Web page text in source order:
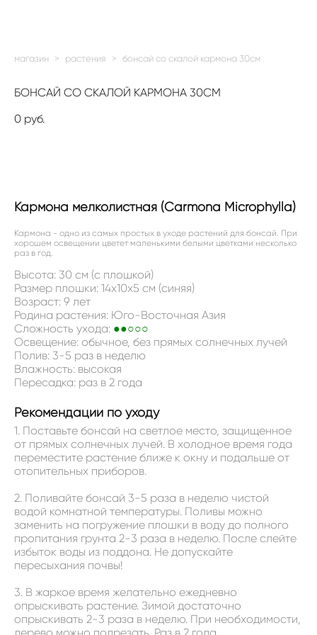
магазин > растения > бонсай со скалой кармона 30см
БОНСАЙ СО СКАЛОЙ КАРМОНА 30СМ
0 pуб.
Кармона мелколистная (Carmona Microphylla)
Кармона - одно из самых простых в уходе растений для бонсай. При
хорошем освещении цветет маленькими белыми цветками несколько
раз в год.
Высота: 30 см (с плошкой)
Размер плошки: 14x10x5 см (синяя)
Возраст: 9 лет
Родина растения: Юго-Восточная Азия
Сложность ухода: ●●○○○
Освещение: обычное, без прямых солнечных лучей
Полив: 3-5 раз в неделю
Влажность: высокая
Пересадка: раз в 2 года
Рекомендации по уходу
1. Поставьте бонсай на светлое место, защищенное
от прямых солнечных лучей. В холодное время года
переместите растение ближе к окну и подальше от
отопительных приборов.
2. Поливайте бонсай 3-5 раза в неделю чистой
водой комнатной температуры. Поливы можно
заменить на погружение плошки в воду до полного
пропитания грунта 2-3 раза в неделю. После слейте
избыток воды из поддона. Не допускайте
пересыхания почвы!
3. В жаркое время желательно ежедневно
опрыскивать растение. Зимой достаточно
опрыскивать 2-3 раза в неделю. При необходимости,